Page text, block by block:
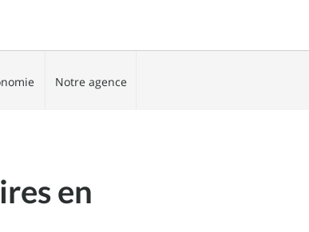
Notre agence
en